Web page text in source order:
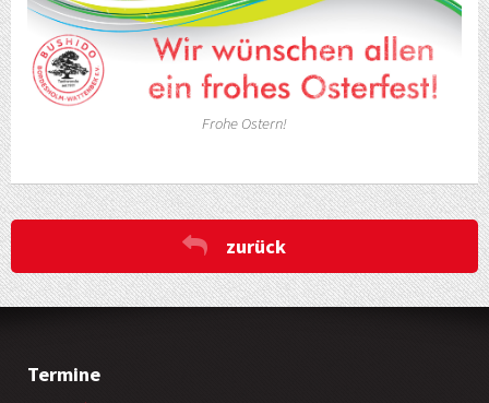
Frohe Ostern!
zurück
Termine